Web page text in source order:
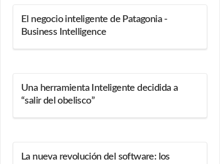
El negocio inteligente de Patagonia -
Business Intelligence
Una herramienta Inteligente decidida a
“salir del obelisco”
La nueva revolución del software: los